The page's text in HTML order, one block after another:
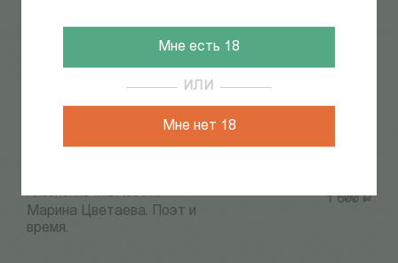
Мне есть 18
ИЛИ
Мне нет 18
1 600 Р
Аксененко М.Б. (сост.)
Марина Цветаева. Поэт и
время.